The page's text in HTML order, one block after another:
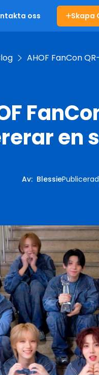
oss Skapa
AHOF FanCon
en
Av: Blessie